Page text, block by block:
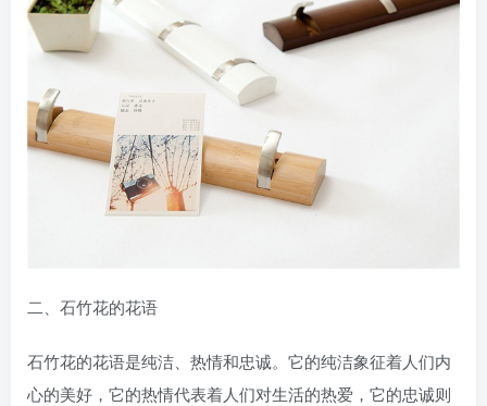
二、石竹花的花语
石竹花的花语是纯洁、热情和忠诚。它的纯洁象征着人们内
心的美好，它的热情代表着人们对生活的热爱，它的忠诚则